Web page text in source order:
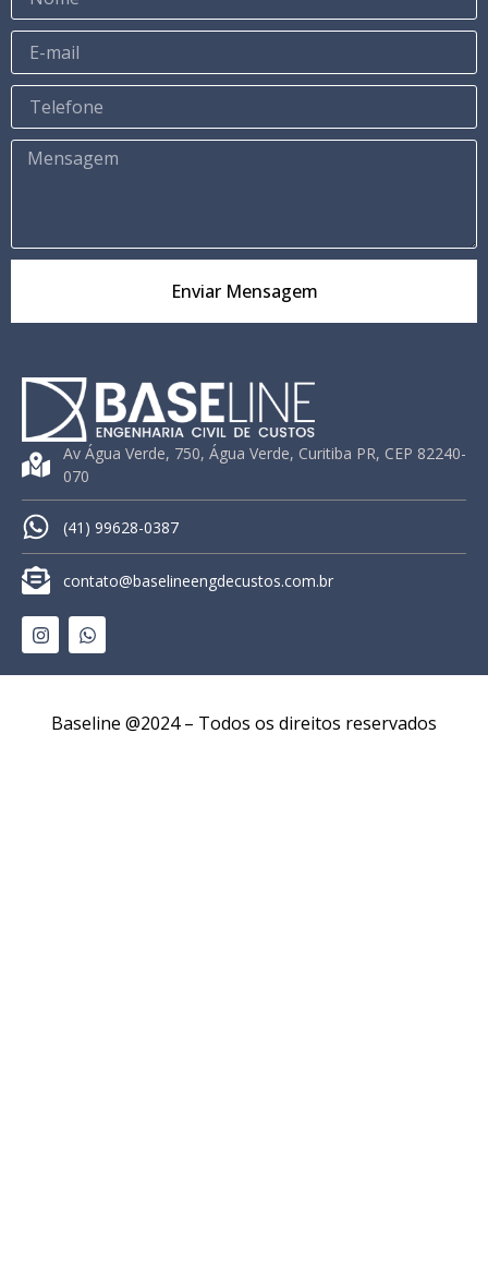
Enviar Mensagem
Av Água Verde, 750, Água Verde, Curitiba PR, CEP 82240-
070
(41) 99628-0387
contato@baselineengdecustos.com.br
Baseline @2024 – Todos os direitos reservados